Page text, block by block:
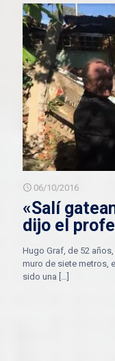
06/10/2016
«Salí
dijo el
Hugo Graf, de 52
muro de siete metros,
sido una […]